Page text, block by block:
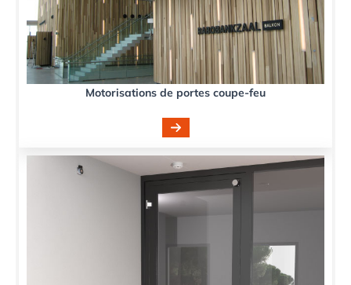
Motorisations de portes coupe-feu